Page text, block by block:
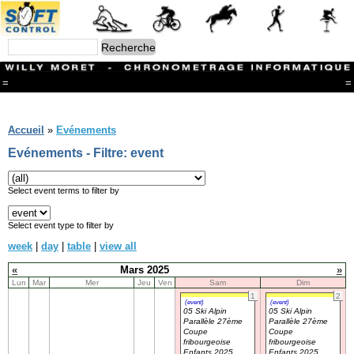
= =
Branches
CONTACT
Ski ALPIN
Triathlon
Ski Nordique
Courses à pieds
Athlétisme
Slalom In-Line
Caisse à savon
Coupe "Journal La Gruyère"
Accueil » Evénements
Evénements - Filtre: event
Select event terms to filter by
Select event type to filter by
week | day | table | view all
«
Mars 2025 »
Lun Mar Mer Jeu Ven Sam
Dim
1
(event)
05 Ski Alpin
Parallèle 27ème
Coupe
fribourgeoise
Enfants 2025
2
(event)
05 Ski Alpin
Parallèle 27ème
Coupe
fribourgeoise
Enfants 2025